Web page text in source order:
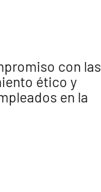
con las
ético y
en la